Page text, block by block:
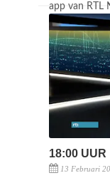
app van RTL
18:00 UUR
13 Februari